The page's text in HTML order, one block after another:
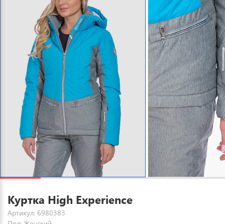
Куртка High Experience
Артикул: 6980383